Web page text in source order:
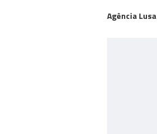
Agência Lusa